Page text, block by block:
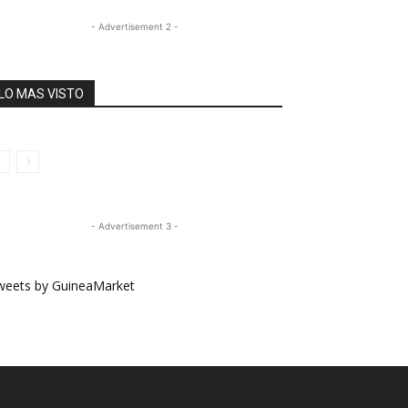
- Advertisement 2 -
MAS VISTO
- Advertisement 3 -
by GuineaMarket